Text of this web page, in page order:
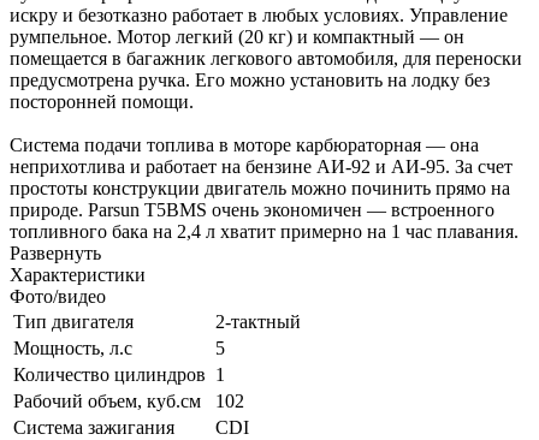
искру и безотказно работает в любых условиях. Управление
румпельное. Мотор легкий (20 кг) и компактный — он
помещается в багажник легкового автомобиля, для переноски
предусмотрена ручка. Его можно установить на лодку без
посторонней помощи.
Система подачи топлива в моторе карбюраторная — она
неприхотлива и работает на бензине АИ-92 и АИ-95. За счет
простоты конструкции двигатель можно починить прямо на
природе. Parsun T5BMS очень экономичен — встроенного
топливного бака на 2,4 л хватит примерно на 1 час плавания.
Развернуть
Характеристики
Фото/видео
Тип двигателя
2-тактный
Мощность, л.с
5
Количество цилиндров 1
Рабочий объем, куб.см
102
Система зажигания
CDI